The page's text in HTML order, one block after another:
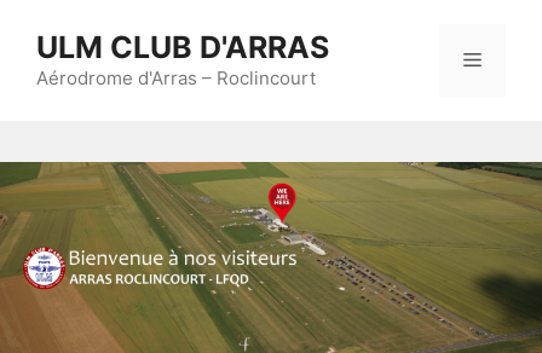
ULM CLUB D'ARRAS
Aérodrome d'Arras – Roclincourt